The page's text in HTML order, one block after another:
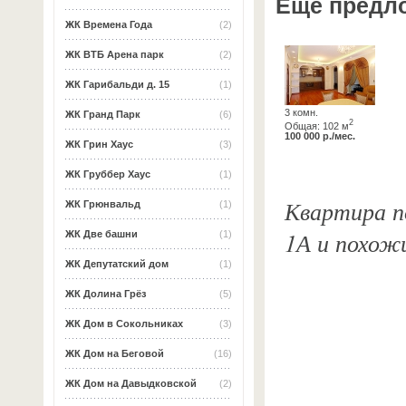
(2)
ЖК Времена Года
(2)
ЖК ВТБ Арена парк
(1)
ЖК Гарибальди д. 15
(6)
ЖК Гранд Парк
(3)
ЖК Грин Хаус
(1)
ЖК Груббер Хаус
(1)
ЖК Грюнвальд
(1)
ЖК Две башни
(1)
ЖК Депутатский дом
(5)
ЖК Долина Грёз
(3)
ЖК Дом в Сокольниках
(16)
ЖК Дом на Беговой
(2)
ЖК Дом на Давыдковской
Ещё
3 комн.
Общая: 102 м2
100 000 р./мес.
Квартира
1А и